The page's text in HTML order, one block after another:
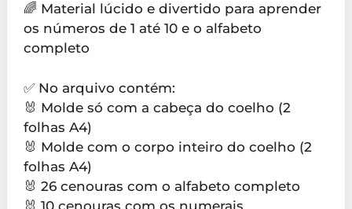
🌈 Material lúcido e divertido para aprender
os números de 1 até 10 e o alfabeto
completo
✅ No arquivo contém:
🐰 Molde só com a cabeça do coelho (2
folhas A4)
🐰 Molde com o corpo inteiro do coelho (2
folhas A4)
🐰 26 cenouras com o alfabeto completo
🐰 10 cenouras com os numerais